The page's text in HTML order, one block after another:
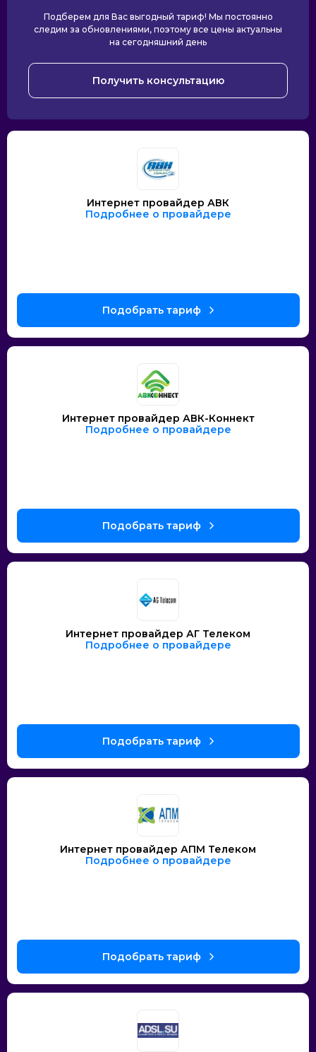
Подберем для Вас выгодный тариф! Мы постоянно
следим за обновлениями, поэтому все цены актуальны
на сегодняшний день
Получить консультацию
Интернет провайдер АВК
Подробнее о провайдере
Интернет провайдер АВК-Коннект
Подробнее о провайдере
Интернет провайдер АГ Телеком
Подробнее о провайдере
Интернет провайдер АПМ Телеком
Подробнее о провайдере